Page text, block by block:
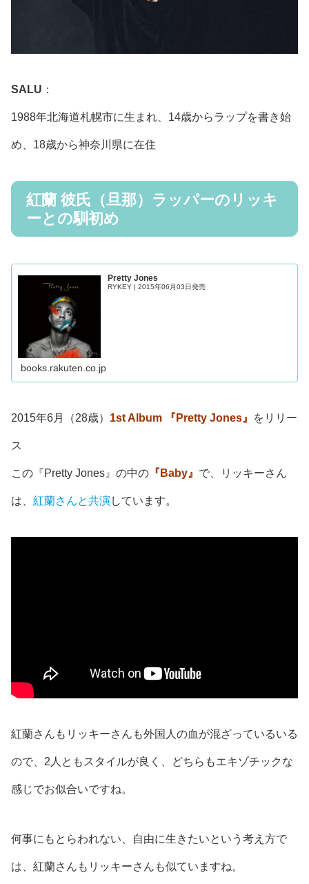
SALU ：
1988年北海道札幌市に生まれ、14歳からラップを書き始
め、18歳から神奈川県に在住
紅蘭 彼氏（旦那）ラッパーのリッキ
ーとの馴初め
Pretty Jones
RYKEY | 2015年06月03日発売
books.rakuten.co.jp
2015年6月（28歳） 1st Album 『Pretty Jones』 をリリー
ス
この『Pretty Jones』の中の 『Baby』 で、リッキーさん
は、 紅蘭さんと共演しています。
紅蘭さんもリッキーさんも外国人の血が混ざっているいる
ので、2人ともスタイルが良く、どちらもエキゾチックな
感じでお似合いですね。
何事にもとらわれない、自由に生きたいという考え方で
は、紅蘭さんもリッキーさんも似ていますね。